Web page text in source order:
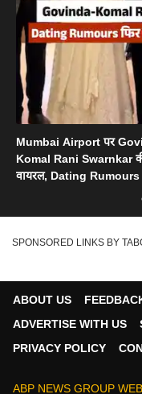
Mumbai Airport पर
Komal Rani Swarnkar
वायरल, Dating Rumours
SPONSORED LINKS BY
ABOUT US
ADVERTISE WITH US
PRIVACY POLICY
ABP NEWS GROUP